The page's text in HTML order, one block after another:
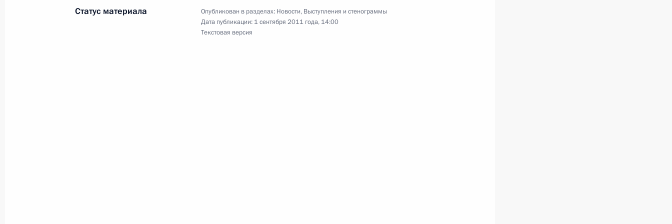
Об исполнении поручения Президента о предоставлении
абитуриентам отсрочки от призыва на военную службу
Статус материала Опубликован в разделах: Новости, Выступления и стенограммы
Дата публикации: 1 сентября 2011 года, 14:00
Текстовая версия